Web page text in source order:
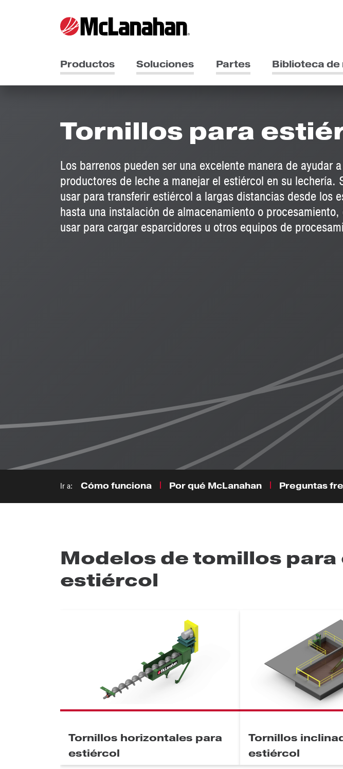
Productos Soluciones Partes Biblioteca
Tornillos para
Los barrenos pueden ser una excelente manera de ayudar
productores de leche a manejar el estiércol en su lechería.
usar para transferir estiércol a largas distancias desde los
hasta una instalación de almacenamiento o procesamiento,
usar para cargar esparcidores u otros equipos de
Ir a: Cómo funciona Por qué McLanahan Preguntas
Modelos de tomillos para
estiércol
Tornillos horizontales para
estiércol
Tornillos
estiércol